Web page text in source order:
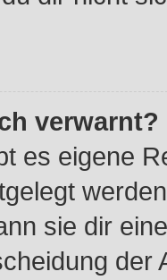
verwarnt?
es eigene
sie dir
der